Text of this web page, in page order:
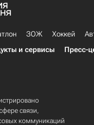
ЗОЖ Хоккей
и сервисы Пресс-
связи,
коммуникаций